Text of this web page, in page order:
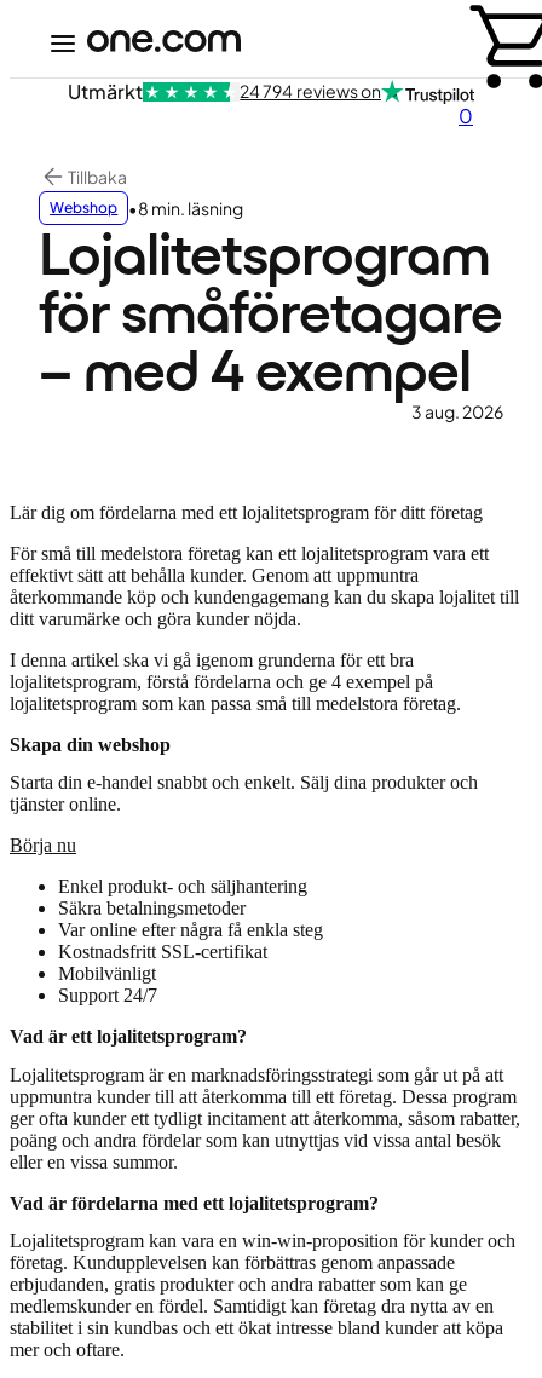
0
Utmärkt 24 794 reviews on
Tillbaka
Webshop •8 min. läsning
Lojalitetsprogram
för småföretagare
– med 4 exempel
3 aug. 2026
Lär dig om fördelarna med ett lojalitetsprogram för ditt företag
För små till medelstora företag kan ett lojalitetsprogram vara ett
effektivt sätt att behålla kunder. Genom att uppmuntra
återkommande köp och kundengagemang kan du skapa lojalitet till
ditt varumärke och göra kunder nöjda.
I denna artikel ska vi gå igenom grunderna för ett bra
lojalitetsprogram, förstå fördelarna och ge 4 exempel på
lojalitetsprogram som kan passa små till medelstora företag.
Skapa din webshop
Starta din e-handel snabbt och enkelt. Sälj dina produkter och
tjänster online.
Börja nu
Enkel produkt- och säljhantering
Säkra betalningsmetoder
Var online efter några få enkla steg
Kostnadsfritt SSL-certifikat
Mobilvänligt
Support 24/7
Vad är ett lojalitetsprogram?
Lojalitetsprogram är en marknadsföringsstrategi som går ut på att
uppmuntra kunder till att återkomma till ett företag. Dessa program
ger ofta kunder ett tydligt incitament att återkomma, såsom rabatter,
poäng och andra fördelar som kan utnyttjas vid vissa antal besök
eller en vissa summor.
Vad är fördelarna med ett lojalitetsprogram?
Lojalitetsprogram kan vara en win-win-proposition för kunder och
företag. Kundupplevelsen kan förbättras genom anpassade
erbjudanden, gratis produkter och andra rabatter som kan ge
medlemskunder en fördel. Samtidigt kan företag dra nytta av en
stabilitet i sin kundbas och ett ökat intresse bland kunder att köpa
mer och oftare.